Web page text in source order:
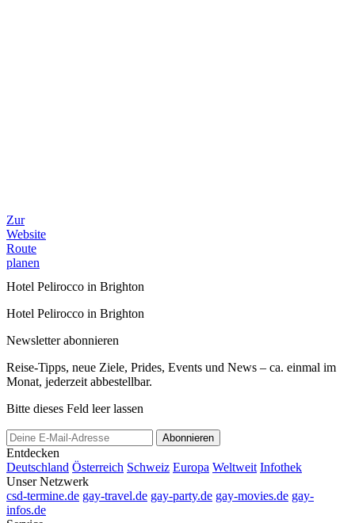
Zur
Website
Route
planen
Hotel Pelirocco in Brighton
Hotel Pelirocco in Brighton
Newsletter abonnieren
Reise-Tipps, neue Ziele, Prides, Events und News – ca. einmal im
Monat, jederzeit abbestellbar.
Bitte dieses Feld leer lassen
Abonnieren
Entdecken
Deutschland Österreich Schweiz Europa Weltweit Infothek
Unser Netzwerk
csd-termine.de gay-travel.de gay-party.de gay-movies.de gay-
infos.de